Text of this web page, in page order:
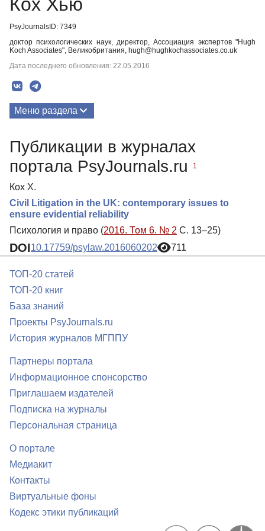
PsyJournalsID: 7349
доктор психологических наук, директор, Ассоциация экспертов "Hugh
Koch Associates", Великобритания, hugh@hughkochassociates.co.uk
Дата последнего обновления: 22.05.2016
Меню раздела
Публикации в журналах
портала PsyJournals.ru
1
Кох Х.
Civil Litigation in the UK: сontemporary issues to
ensure evidential reliability
Психология и право (2016. Том 6. № 2 С. 13–25)
DOI10.17759/psylaw.2016060202 711
ТОП-20 статей
ТОП-20 книг
База знаний
Проекты PsyJournals.ru
История журналов МГППУ
Партнеры портала
Информационное спонсорство
Приглашаем издателей
Подписка на журналы
Персональная страница
О портале
Медиакит
Контакты
Виртуальные фоны
Кодекс этики публикаций